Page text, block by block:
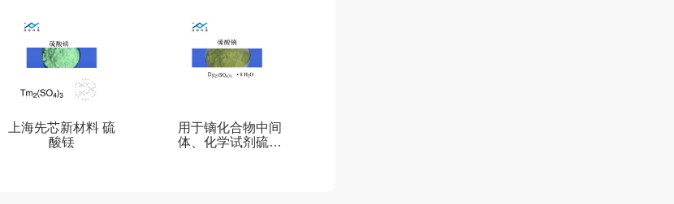
上海先芯新材料 硫
酸铥
用于镝化合物中间
体、化学试剂硫酸